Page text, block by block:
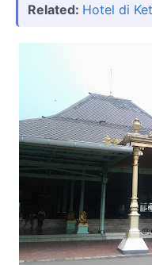
Related: Hotel di